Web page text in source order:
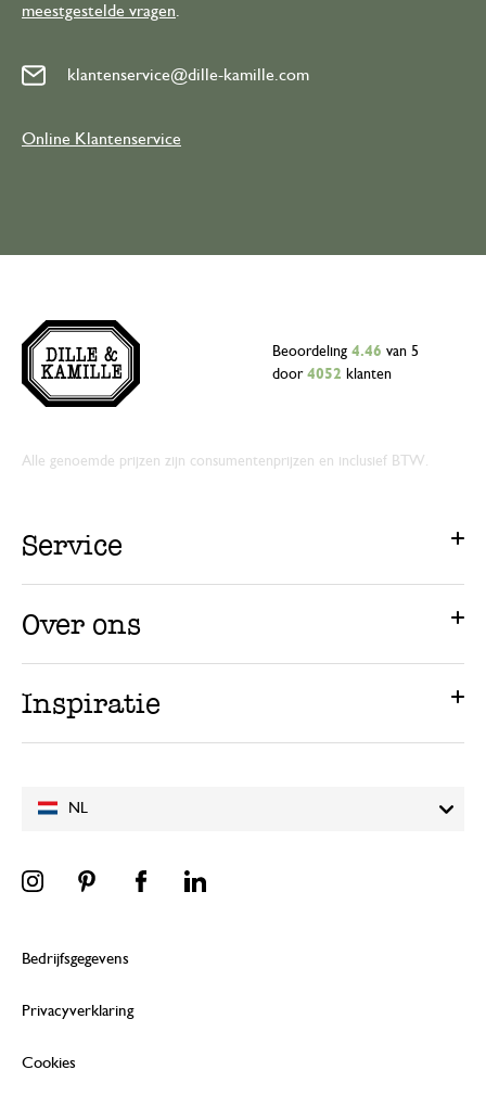
meestgestelde vragen.
klantenservice@dille-kamille.com
Online Klantenservice
NL
Beoordeling 4.46 van 5
door 4052 klanten
Alle genoemde prijzen zijn consumentenprijzen en inclusief BTW.
Service
Over ons
Inspiratie
Bedrijfsgegevens
Privacyverklaring
Cookies